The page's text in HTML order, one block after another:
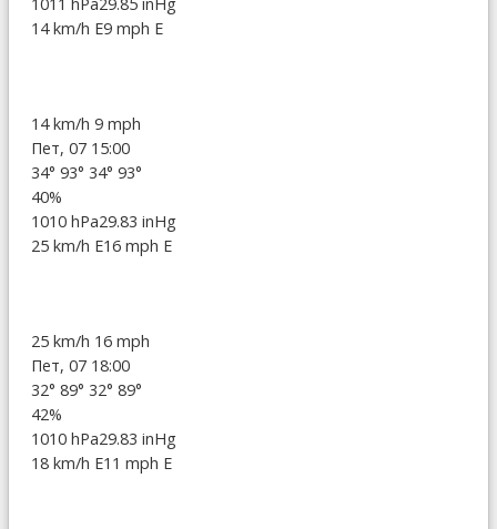
14 km/h E9 mph E
14 km/h 9 mph
Пет, 07 15:00
34° 93° 34° 93°
40%
1010 hPa29.83 inHg
25 km/h E16 mph E
25 km/h 16 mph
Пет, 07 18:00
32° 89° 32° 89°
42%
1010 hPa29.83 inHg
18 km/h E11 mph E